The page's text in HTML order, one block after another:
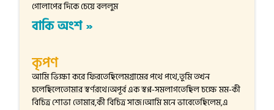
গোলাপের দিকে চেয়ে বললুম
বাকি অংশ »
কৃপণ
আমি ভিক্ষা করে ফিরতেছিলেমগ্রামের পথে পথে,তুমি তখন
চলেছিলেতোমার স্বর্ণরথে।অপূর্ব এক স্বপ্ন-সমলাগতেছিল চক্ষে মম-কী
বিচিত্র শোভা তোমার,কী বিচিত্র সাজ।আমি মনে ভাবেতেছিলেম,এ